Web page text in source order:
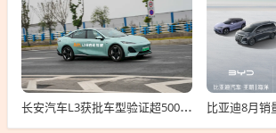
长安汽车L3获批车型验证超500万公里：无任何违规！